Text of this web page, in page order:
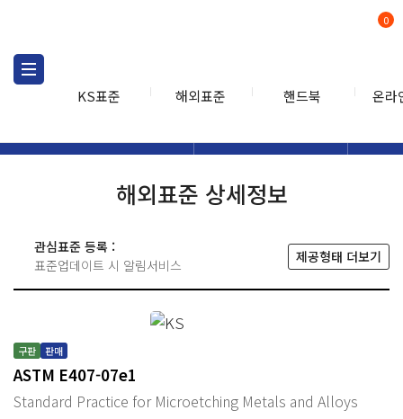
KS표준 해외표준 핸드북 온라
0
해외표준 상세정보
관심표준 등록 :
표준업데이트 시 알림서비스
제공형태 더보기
구판 판매
ASTM E407-07e1
Standard Practice for Microetching Metals and Alloys